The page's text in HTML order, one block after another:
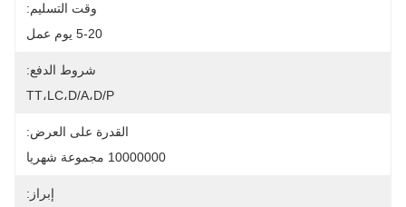
وقت التسليم:
5-20 يوم عمل
شروط الدفع:
TT،LC،D/A،D/P
القدرة على العرض:
10000000 مجموعة شهريا
إبراز: